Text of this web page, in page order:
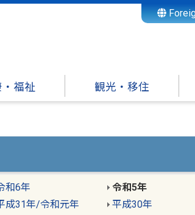
福祉 観光・移住
和6年
令和5年
成31年/令和元年
平成30年